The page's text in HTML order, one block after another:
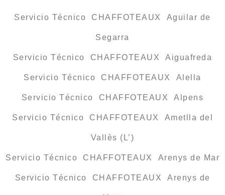
Servicio Técnico CHAFFOTEAUX Aguilar de
Segarra
Servicio Técnico CHAFFOTEAUX Aiguafreda
Servicio Técnico CHAFFOTEAUX Alella
Servicio Técnico CHAFFOTEAUX Alpens
Servicio Técnico CHAFFOTEAUX Ametlla del
Vallès (L’)
Servicio Técnico CHAFFOTEAUX Arenys de Mar
Servicio Técnico CHAFFOTEAUX Arenys de